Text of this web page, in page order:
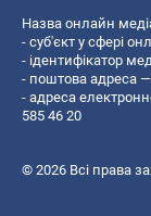
Назва онлайн
- суб'єкт у сфері
- ідентифікатор
- поштова адреса —
- адреса
585 46 20
© 2026 Всі права